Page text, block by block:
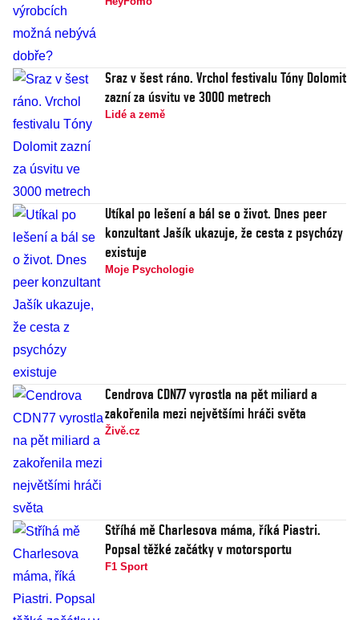
Sraz v šest ráno. Vrchol festivalu Tóny Dolomit
zazní za úsvitu ve 3000 metrech
Lidé a země
Utíkal po lešení a bál se o život. Dnes peer
konzultant Jašík ukazuje, že cesta z psychózy
existuje
Moje Psychologie
Cendrova CDN77 vyrostla na pět miliard a
zakořenila mezi největšími hráči světa
Živě.cz
Stříhá mě Charlesova máma, říká Piastri.
Popsal těžké začátky v motorsportu
F1 Sport